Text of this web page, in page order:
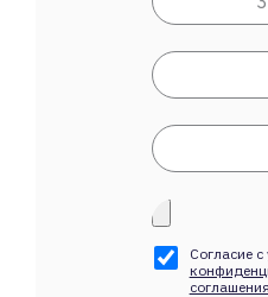
Согласие
соглашения